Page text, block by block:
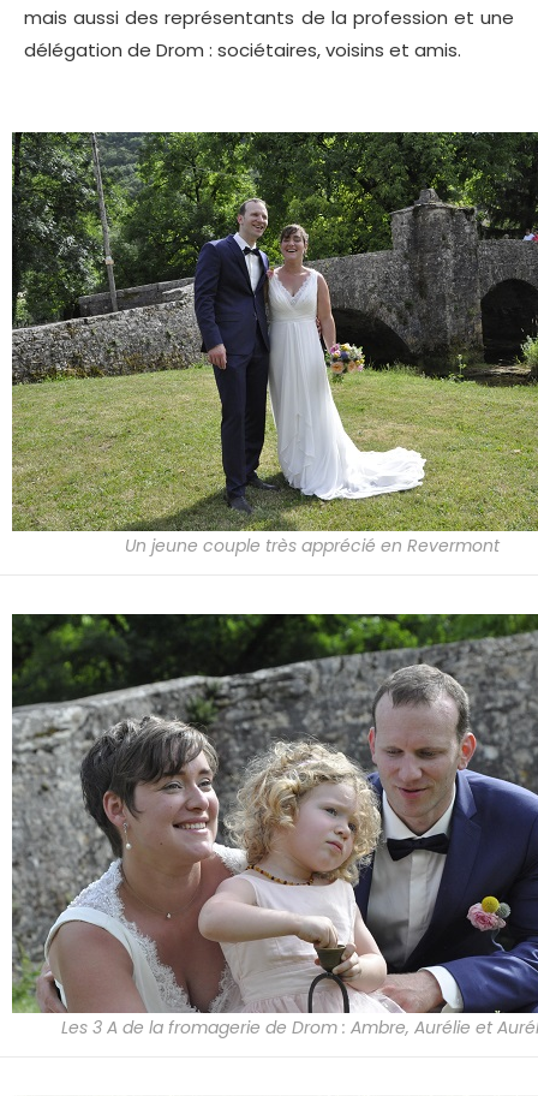
mais aussi des représentants de la profession et une
délégation de Drom : sociétaires, voisins et amis.
Un jeune couple très apprécié en Revermont
Les 3 A de la fromagerie de Drom : Ambre, Aurélie et